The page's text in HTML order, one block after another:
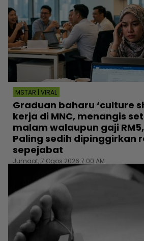
MSTAR | VIRAL
Graduan baharu ‘culture
kerja di MNC, menangis
malam walaupun gaji
Paling sedih dipinggirkan
sepejabat
Jumaat, 7 Ogos 2026 7:00 AM